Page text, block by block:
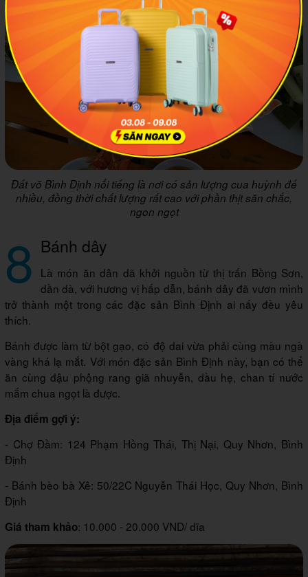
Đất võ Bình Định nổi tiếng là nơi có sản lượng cua huỳnh đế
nhiều, đồng thời chất lượng rất cao với phần thịt săn chắc,
ngon ngọt
8 Bánh dây
Là món ăn dân dã khởi nguồn từ thị trấn Bồng Sơn,
dần dà, với hương vị hấp dẫn, bánh dây đã vươn mình
trở thành một trong các đặc sản Bình Định ai nấy đều yêu
thích.
Bánh được làm từ bột gạo, có độ dai vừa phải cùng màu ngà
vàng khá lạ mắt. Với món đặc sản Bình Định này, bạn có thể
ăn cùng đậu phộng rang giã nhuyễn, dầu hẹ, chan tí nước
mắm chua ngọt là được.
Địa điểm gợi ý:
- Chợ Đầm: 124 Phạm Hồng Thái, Thị Nại, Quy Nhơn, Bình
Định
- Bánh bèo bà Xê: 50/22C Nguyễn Thái Học, Quy Nhơn, Bình
Định
Giá tham khảo: 10.000 - 20.000 VND/ dĩa